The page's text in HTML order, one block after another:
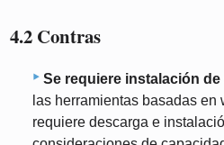
4.2 Contras
Se requiere instalación de
las herramientas basadas en
requiere descarga e